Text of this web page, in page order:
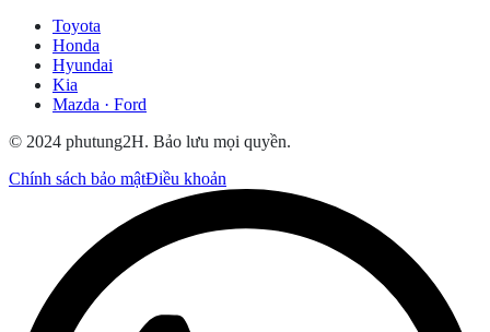
Toyota
Honda
Hyundai
Kia
Mazda · Ford
© 2024 phutung2H. Bảo lưu mọi quyền.
Chính sách bảo mậtĐiều khoản